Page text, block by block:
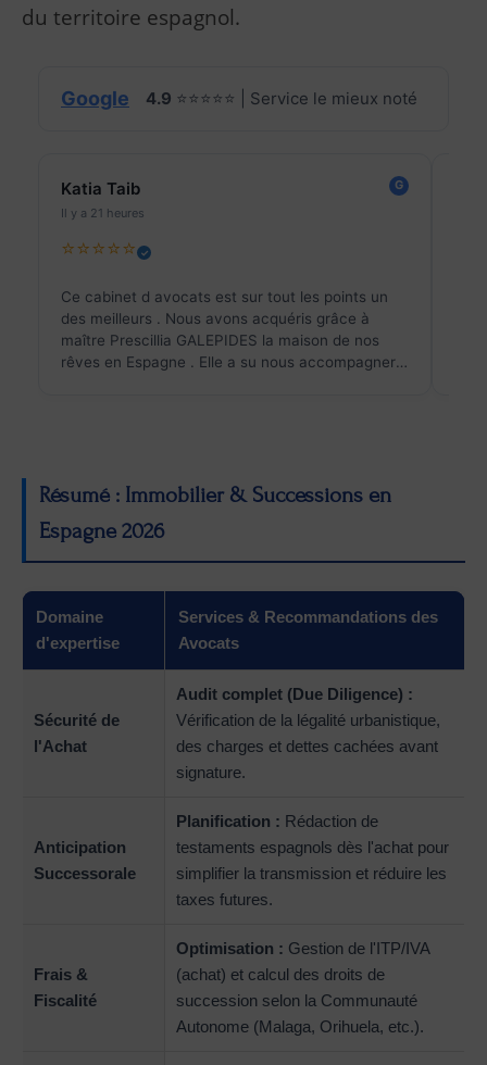
du territoire espagnol.
Google 4.9 ⭐⭐⭐⭐⭐ Service le mieux noté
Katia Taib
Il y a 21 heures
G
⭐⭐⭐⭐⭐ ✓
Ce cabinet d avocats est sur tout les points un
des meilleurs . Nous avons acquéris grâce à
maître Prescillia GALEPIDES la maison de nos
rêves en Espagne . Elle a su nous accompagner
Résumé : Immobilier & Successions en
Espagne 2026
Domaine
d'expertise
Services & Recommandations des
Avocats
Sécurité de
l'Achat
Audit complet (Due Diligence) :
Vérification de la légalité urbanistique,
des charges et dettes cachées avant
signature.
Anticipation
Successorale
Planification : Rédaction de
testaments espagnols dès l'achat pour
simplifier la transmission et réduire les
taxes futures.
Frais &
Fiscalité
Optimisation : Gestion de l'ITP/IVA
(achat) et calcul des droits de
succession selon la Communauté
Autonome (Malaga, Orihuela, etc.).